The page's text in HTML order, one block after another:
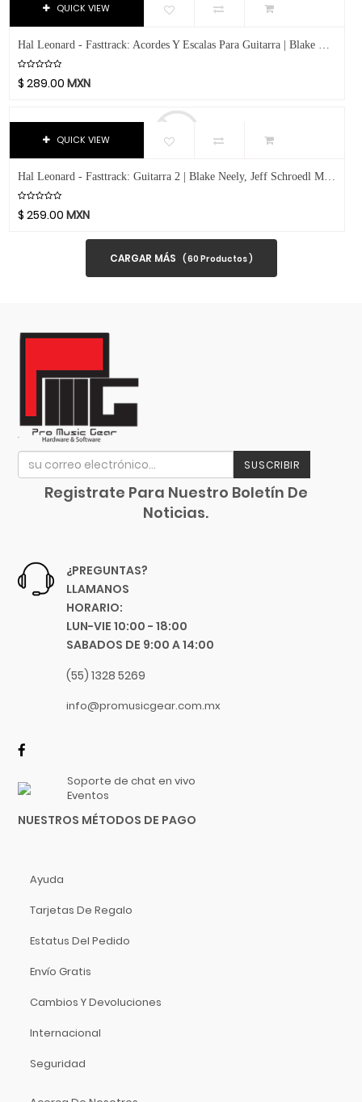
DJTT
Domino
Dunlop
Ear Filters
El Cometa
Ember
EMO
Fender
Focusrite
Furman
Genelec
GHS
Gibraltar
Gonzalez
Gorila Tips
Gruv Gear
Hal Leonard
Hermitshell
HK Audio
Hofner
Hosa Technology
IK Multimedia
ISO Acoustics
Istanbul Agop
Joe Wei
Juga
QUICK VIEW
$289.00 MXN
QUICK VIEW
Hal Leonard - Fasttrack: Guitarra 2 | Blake Neely, Jeff Schroedl Mod.00695725
$259.00 MXN
CARGAR MÁS ( 60 Productos )
SUSCRIBIR
Registrate Para Nuestro Boletín De
Noticias.
¿PREGUNTAS?
LLAMANOS
HORARIO:
LUN-VIE 10:00 - 18:00
SABADOS DE 9:00 A 14:00
(55) 1328 5269
info@promusicgear.com.mx
Soporte de chat en vivo
Eventos
NUESTROS MÉTODOS DE PAGO
Ayuda
Tarjetas De Regalo
Estatus Del Pedido
Envío Gratis
Cambios Y Devoluciones
Internacional
Seguridad